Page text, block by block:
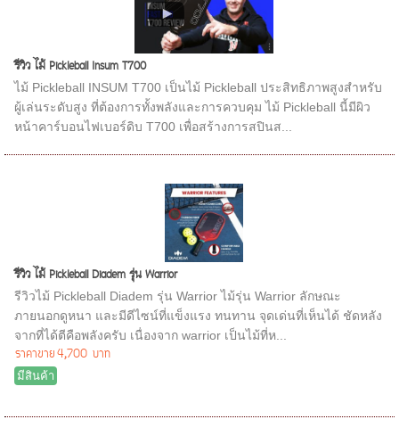
รีวิว ไม้ Pickleball Insum T700
ไม้ Pickleball INSUM T700 เป็นไม้ Pickleball ประสิทธิภาพสูงสำหรับ
ผู้เล่นระดับสูง ที่ต้องการทั้งพลังและการควบคุม ไม้ Pickleball นี้มีผิว
หน้าคาร์บอนไฟเบอร์ดิบ T700 เพื่อสร้างการสปินส...
รีวิว ไม้ Pickleball Diadem รุ่น Warrior
รีวิวไม้ Pickleball Diadem รุ่น Warrior ไม้รุ่น Warrior ลักษณะ
ภายนอกดูหนา และมีดีไซน์ที่แข็งแรง ทนทาน จุดเด่นที่เห็นได้ ชัดหลัง
จากที่ได้ตีคือพลังครับ เนื่องจาก warrior เป็นไม้ที่ห...
ราคาขาย4,700 บาท
มีสินค้า